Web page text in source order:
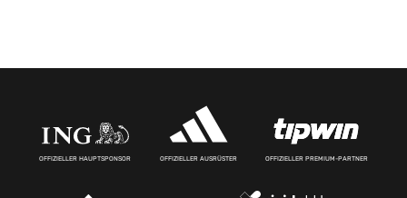
OFFIZIELLER HAUPTSPONSOR OFFIZIELLER AUSRÜSTER OFFIZIELLER PREMIUM-PARTNER